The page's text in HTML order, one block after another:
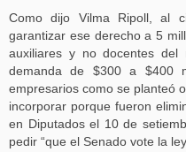
Como dijo Vilma Ripoll, al
garantizar ese derecho a 5
auxiliares y no docentes del
demanda de $300 a $400
empresarios como se planteó
incorporar porque fueron
en Diputados el 10 de
pedir “que el Senado vote la